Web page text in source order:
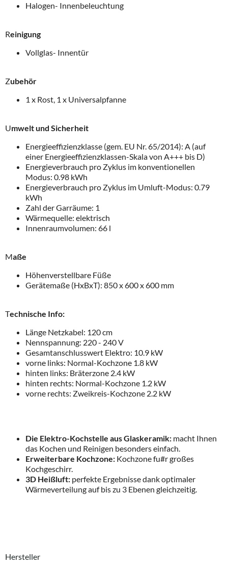
Halogen- Innenbeleuchtung
Reinigung
Vollglas- Innentür
Zubehör
1 x Rost, 1 x Universalpfanne
Umwelt und Sicherheit
Energieeffizienzklasse (gem. EU Nr. 65/2014): A (auf
einer Energieeffizienzklassen-Skala von A+++ bis D)
Energieverbrauch pro Zyklus im konventionellen
Modus: 0.98 kWh
Energieverbrauch pro Zyklus im Umluft-Modus: 0.79
kWh
Zahl der Garräume: 1
Wärmequelle: elektrisch
Innenraumvolumen: 66 l
Maße
Höhenverstellbare Füße
Gerätemaße (HxBxT): 850 x 600 x 600 mm
Technische Info:
Länge Netzkabel: 120 cm
Nennspannung: 220 - 240 V
Gesamtanschlusswert Elektro: 10.9 kW
vorne links: Normal-Kochzone 1.8 kW
hinten links: Bräterzone 2.4 kW
hinten rechts: Normal-Kochzone 1.2 kW
vorne rechts: Zweikreis-Kochzone 2.2 kW
Die Elektro-Kochstelle aus Glaskeramik: macht Ihnen
das Kochen und Reinigen besonders einfach.
Erweiterbare Kochzone: Kochzone fu#r großes
Kochgeschirr.
3D Heißluft: perfekte Ergebnisse dank optimaler
Wärmeverteilung auf bis zu 3 Ebenen gleichzeitig.
Hersteller